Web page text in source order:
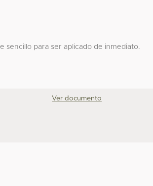
sencillo para ser aplicado de inmediato.
Ver documento